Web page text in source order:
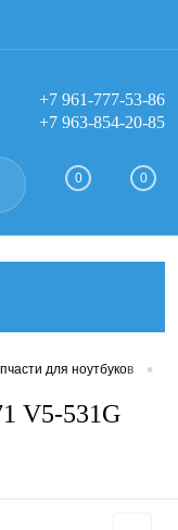
Вход Регистрация
+7 961-777-53-86
+7 963-854-20-85
0 0
для ноутбуков •
V5-531G